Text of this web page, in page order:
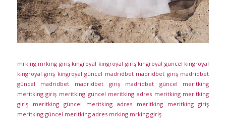
mrking mrking giriş kingroyal kingroyal giriş kingroyal güncel kingroyal
kingroyal giriş kingroyal güncel madridbet madridbet giriş madridbet
güncel
madridbet madridbet giriş madridbet güncel
meritking
meritking giriş meritking güncel meritking adres meritking meritking
giriş
meritking güncel meritking adres meritking
meritking giriş
meritking güncel meritking adres mrking mrking giriş